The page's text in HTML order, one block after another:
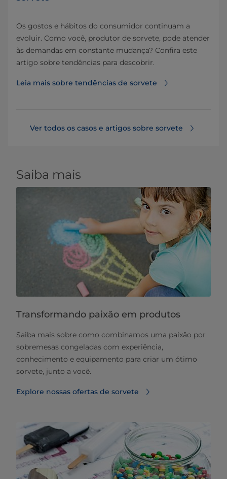
Os gostos e hábitos do consumidor continuam a
evoluir. Como você, produtor de sorvete, pode atender
às demandas em constante mudança? Confira este
artigo sobre tendências para descobrir.
Leia mais sobre tendências de sorvete
Ver todos os casos e artigos sobre sorvete
Saiba mais
Transformando paixão em produtos
Saiba mais sobre como combinamos uma paixão por
sobremesas congeladas com experiência,
conhecimento e equipamento para criar um ótimo
sorvete, junto a você.
Explore nossas ofertas de sorvete